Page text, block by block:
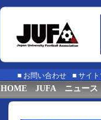
■ お問い合わせ ■ サイ
HOME JUFA ニュース